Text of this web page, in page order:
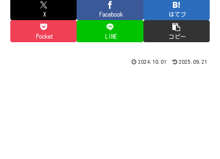
X Facebook はてブ
Pocket LINE コピー
2024.10.01 2025.09.21